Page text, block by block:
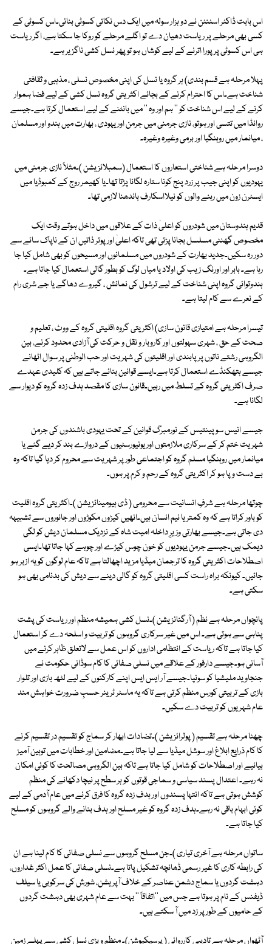
اس بابت ڈاکٹر اسٹنٹن نے دو ہزار سولہ میں ایک دس نکاتی کسوٹی بنائی۔اس کسوٹی کے
کسی بھی مرحلے پر ریاست دھیان دے تو اگلے مرحلے کو روکا جا سکتا ہے، اگر ریاست
ہی اس کسوٹی پر پورا اترنے کے لیے کوشاں ہو تو پھر نسل کشی ناگزیر ہے۔
پہلا مرحلہ ہے قسم بندی) ہر گروہ یا نسل کی اپنی مخصوص نسلی ، مذہبی و ثقافتی
شناخت ہے۔اس کا احترام کرنے کے بجائے اکثریتی گروہ نسل کشی کے لیے فضا ہموار
کرنے کے لیے اس شناخت کو '' ہم اور وہ '' میں بانٹنے کے لیے استعمال کرتا ہے۔جیسے
روانڈا میں تتسی اور ہوتو، نازی جرمنی میں جرمن اور یہودی ، بھارت میں ہندو اور مسلمان
، میانمار میں روہنگیا اور برمی وغیرہ وغیرہ۔
دوسرا مرحلہ ہے شناختی استعاروں کا استعمال (سمبلائزیشن )۔مثلاً نازی جرمنی میں
یہودیوں کو اپنی جیب پر زرد پنج کونا ستارہ لگانا پڑتا تھا۔یا کھیمر روج کے کمبوڈیا میں
ایسٹرن زون میں رہنے والوں کو نیلااسکارف باندھنا لازمی تھا۔
قدیم ہندوستان میں شودروں کو اعلیٰ ذات کے علاقوں میں داخل ہوتے وقت ایک
مخصوص گھنٹی مسلسل بجانا پڑتی تھی تاکہ اعلیٰ اور پوتر ذاتیں ان کے ناپاک سائے سے
دور رہ سکیں۔جدید بھارت کے شودروں میں مسلمانوں اور مسیحوں کو بھی شامل کیا جا
رہا ہے۔ بابر اور اورنگ زیب کی اولاد یا میاں لوگ کو بطور گالی استعمال کیا جاتا ہے۔
ہندوتوائی گروہ اپنی شناخت کے لیے ترشول کی نمائش ، گیروے دھاگے یا جے شری رام
کے نعرے سے کام لیتا ہے۔
تیسرا مرحلہ ہے امتیازی قانون سازی) اکثریتی گروہ اقلیتی گروہ کے ووٹ ، تعلیم و
صحت کے حق ، شہری سہولتوں اور کاروبار و نقل و حرکت کی آزادی محدود کرنے، بین
الگروہی رشتے ناتوں پر پابندی اور اقلیتوں کی شہریت اور حب الوطنی پر سوال اٹھانے
جیسے ہتھکنڈے استعمال کرتا ہے۔ایسے قوانین بنائے جاتے ہیں کہ کلیدی عہدے
صرف اکثریتی گروہ کے تسلط میں رہیں۔قانون سازی کا مقصد ہدف زدہ گروہ کو دیوار سے
لگانا ہے۔
جیسے انیس سو پینتیس کے نورمبرگ قوانین کے تحت یہودی باشندوں کی جرمن
شہریت ختم کر کے سرکاری ملازمتوں اور یونیورسٹیوں کے دروازے بند کر دیے گئے یا
میانمار میں روہنگیا مسلم گروہ کو اجتماعی طور پر شہریت سے محروم کر دیا گیا تاکہ وہ
بے دست و پا ہو کر اکثریتی گروہ کے رحم و کرم پر ہوں۔
چوتھا مرحلہ ہے شرفِ انسانیت سے محرومی ( ڈی ہیومینائزیشن )۔اکثریتی گروہ اقلیت
کو باور کراتا ہے کہ وہ کمتر یا نیم انسان ہیں۔انھیں کیڑوں مکوڑوں اور جانوروں سے تشبیہہ
دی جاتی ہے۔جیسے بھارتی وزیرِ داخلہ امیت شاہ کے نزدیک مسلمان دیش کو لگی
دیمک ہیں۔جیسے جرمن یہودیوں کو خون چوس کیڑے اور چوہے کہا جاتا تھا۔ایسی
اصطلاحات اکثریتی گروہ کا ترجمان میڈیا مزید اچھالتا ہے تاکہ عام لوگوں کو یہ ازبر ہو
جائیں۔ کیونکہ براہ راست کسی اقلیتی گروہ کو گالی دینے سے دیش کی بدنامی بھی ہو
سکتی ہے۔
پانچواں مرحلہ ہے نظم ( آرگنائزیشن )۔نسل کشی ہمیشہ منظم اور ریاست کی پشت
پناہی سے ہوتی ہے۔ اس میں غیر سرکاری گروہوں کو تربیت و اسلحہ دے کر استعمال
کیا جاتا ہے تاکہ ریاست کے انتظامی اداروں کو اس عمل سے لاتعلق ظاہر کرنے میں
آسانی ہو۔جیسے دارفور کے علاقے میں نسلی صفائی کا کام سوڈانی حکومت نے
جنجاوید ملیشیا کو سونپا۔جیسے آر ایس ایس اپنے کارکنوں کے لیے لٹھ بازی اور تلوار
بازی کے تربیتی کورس منظم کرتی ہے تاکہ یہ ماسٹر ٹرینر حسبِ ضرورت خواہش مند
عام شہریوں کو تربیت دے سکیں۔
چھٹا مرحلہ ہے تقسیم ( پولرائزیشن )۔تضادات ابھار کر سماج کو تقسیم در تقسیم کرنے
کا کام ذرایع ابلاغ اور سوشل میڈیا سے لیا جاتا ہے۔مضامین اور خطابات میں توہین آمیز
بیانیے اور اصطلاحات کو شامل کیا جاتا ہے تاکہ بین الگروہی مصالحت کا کوئی امکان
نہ رہے۔ اعتدال پسند سیاسی و سماجی قوتوں کو ہر سطح پر نیچا دکھانے کی منظم
کوشش ہوتی ہے تاکہ انتہا پسندوں اور ہدف زدہ گروہ کا فرق کرنے میں عام آدمی کے لیے
کوئی ابہام باقی نہ رہے۔ہدف زدہ گروہ کو غیر مسلح اور ہدف بنانے والے گروہوں کو مسلح
کیا جاتا ہے۔
ساتواں مرحلہ ہے آخری تیاری )۔جن مسلح گروہوں سے نسلی صفائی کا کام لینا ہے ان
کی رابطہ کاری کا غیر رسمی ڈھانچہ تشکیل پاتا ہے۔نسلی صفائی کا عمل اکثر غداروں،
دہشت گردوں یا سماج دشمن عناصر کے خلاف آپریشن، شورش کی سرکوبی یا سیلف
ڈیفنس کے نام پر ہوتا ہے جس میں ''اتفاقاً '' بہت سے عام شہری بھی دہشت گردوں
کے حامیوں کے طور پر زد میں آ سکتے ہیں۔
آٹھواں مرحلہ ہے تادیبی کارروائی ( پرسیکیوشن)۔ منظم و بڑی نسل کشی سے پہلے زمین